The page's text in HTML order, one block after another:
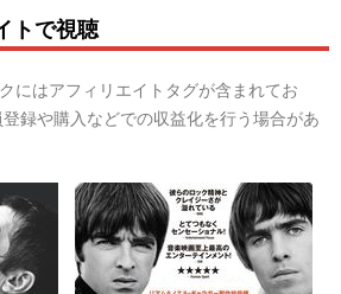
トで視聴
にはアフィリエイトタグが含まれてお
録や購入などでの収益化を行う場合があ